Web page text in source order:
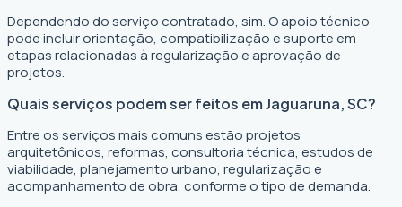
Dependendo do serviço contratado, sim. O apoio técnico
pode incluir orientação, compatibilização e suporte em
etapas relacionadas à regularização e aprovação de
projetos.
Quais serviços podem ser feitos em Jaguaruna, SC?
Entre os serviços mais comuns estão projetos
arquitetônicos, reformas, consultoria técnica, estudos de
viabilidade, planejamento urbano, regularização e
acompanhamento de obra, conforme o tipo de demanda.